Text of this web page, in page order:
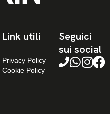
Link utili
Privacy Policy
Cookie Policy
Seguici
sui social